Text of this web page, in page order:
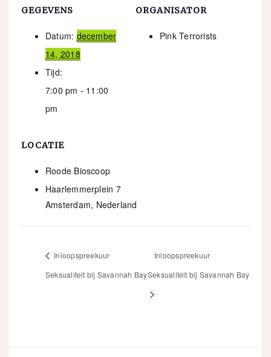
GEGEVENS
Datum: december
14, 2018
Tijd:
7:00 pm - 11:00
pm
LOCATIE
Roode Bioscoop
Haarlemmerplein 7
Amsterdam, Nederland
ORGANISATOR
Pink Terrorists
Inloopspreekuur
Seksualiteit bij Savannah Bay
Inloopspreekuur
Seksualiteit bij Savannah Bay